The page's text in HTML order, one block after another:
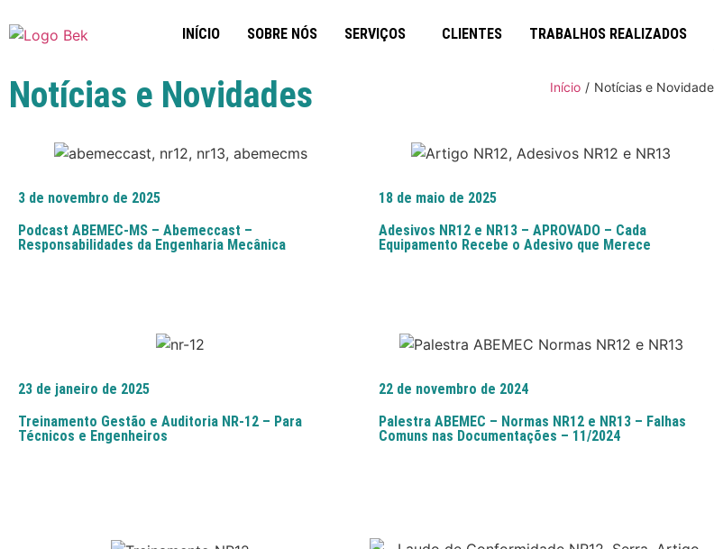
INÍCIO SOBRE NÓS SERVIÇOS CLIENTES TRABALHOS REALIZADOS
Notícias e Novidades Início / Notícias e
3 de novembro de 2025
Podcast ABEMEC-MS – Abemeccast –
Responsabilidades da Engenharia Mecânica
18 de maio de 2025
Adesivos NR12 e NR13 – APROVADO – Cada
Equipamento Recebe o Adesivo que Merece
23 de janeiro de 2025
Treinamento Gestão e Auditoria NR-12 – Para
Técnicos e Engenheiros
22 de novembro de 2024
Palestra ABEMEC – Normas NR12 e NR13 – Falhas
Comuns nas Documentações – 11/2024